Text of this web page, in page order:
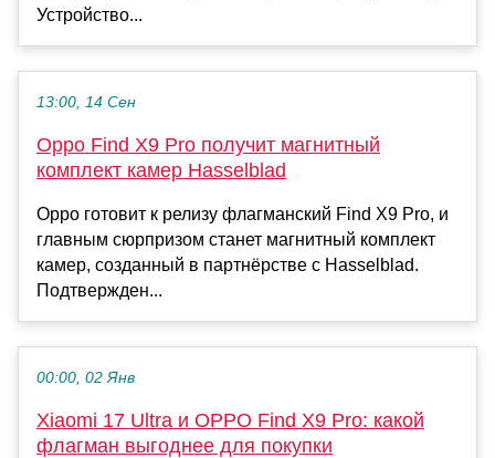
Устройство...
13:00, 14 Сен
Oppo Find X9 Pro получит магнитный
комплект камер Hasselblad
Oppo готовит к релизу флагманский Find X9 Pro, и
главным сюрпризом станет магнитный комплект
камер, созданный в партнёрстве с Hasselblad.
Подтвержден...
00:00, 02 Янв
Xiaomi 17 Ultra и OPPO Find X9 Pro: какой
флагман выгоднее для покупки